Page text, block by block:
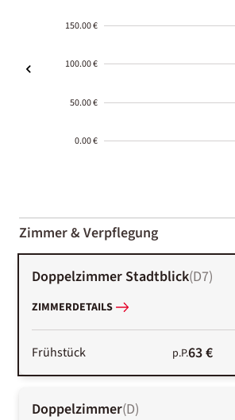
150.00 €
100.00 €
50.00 €
0.00 €
01-02
Zimmer & Verpflegung
Doppelzimmer Stadtblick(D7)
ZIMMERDETAILS
Frühstück p.P.63 €
Doppelzimmer(D)